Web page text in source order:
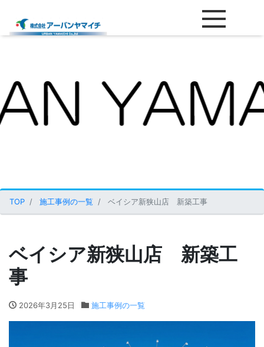
ベイシア新狭山店 新築工事
TOP 施工事例の一覧 ベイシア新狭山店 新築工事
ベイシア新狭山店 新築工
事
2026年3月25日 施工事例の一覧